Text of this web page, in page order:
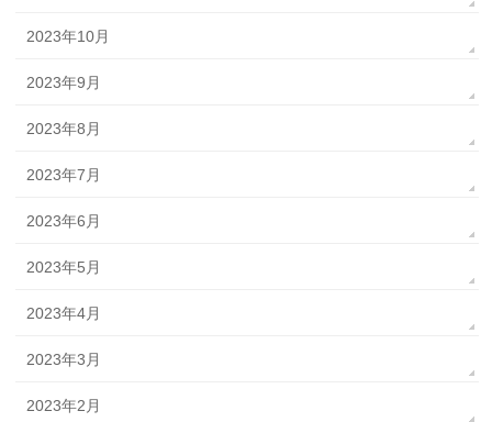
2023年10月
2023年9月
2023年8月
2023年7月
2023年6月
2023年5月
2023年4月
2023年3月
2023年2月